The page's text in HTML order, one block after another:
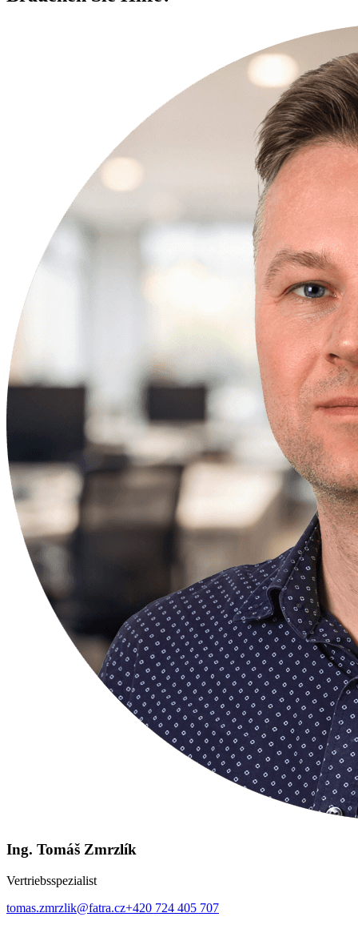
Ing. Tomáš Zmrzlík
Vertriebsspezialist
tomas.zmrzlik@fatra.cz+420 724 405 707